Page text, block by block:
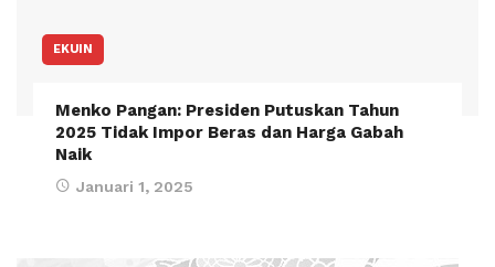
EKUIN
Menko Pangan: Presiden Putuskan Tahun
2025 Tidak Impor Beras dan Harga Gabah
Naik
Januari 1, 2025